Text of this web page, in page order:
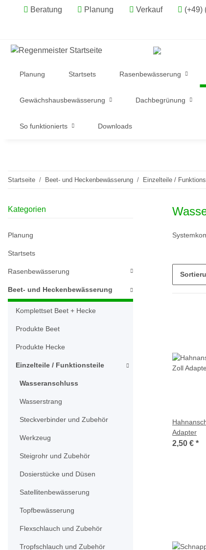
Beratung Planung Verkauf (+49)
Planung Startsets Rasenbewässerung
Gewächshausbewässerung Dachbegrünung
So funktionierts Downloads
Startseite Beet- und Heckenbewässerung Einzelteile /
Adapter
2,50 € *
Kategorien
Planung
Startsets
Rasenbewässerung
Beet- und Heckenbewässerung
Komplettset Beet + Hecke
Produkte Beet
Produkte Hecke
Einzelteile / Funktionsteile
Wasseranschluss
Wasserstrang
Steckverbinder und Zubehör
Werkzeug
Steigrohr und Zubehör
Dosierstücke und Düsen
Satellitenbewässerung
Topfbewässerung
Flexschlauch und Zubehör
Tropfschlauch und Zubehör